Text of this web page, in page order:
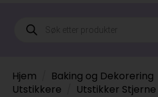
Products
search
Hjem Baking og Dekorering
Utstikkere
Utstikker